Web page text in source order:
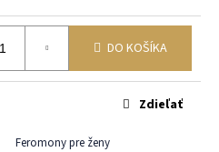
DO KOŠÍKA
Feromony pre ženy
Zdieľať